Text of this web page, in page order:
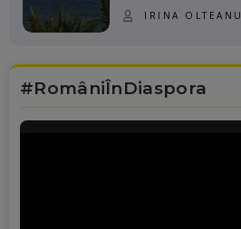
IRINA OLTEANU
#RomâniÎnDiaspora